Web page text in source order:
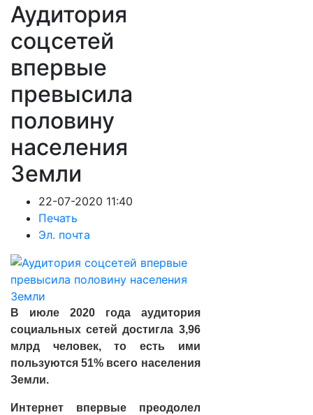
Аудитория
соцсетей
впервые
превысила
половину
населения
Земли
22-07-2020 11:40
Печать
Эл. почта
В июле 2020 года аудитория
социальных сетей достигла 3,96
млрд человек, то есть ими
пользуются 51% всего населения
Земли.
Интернет впервые преодолел